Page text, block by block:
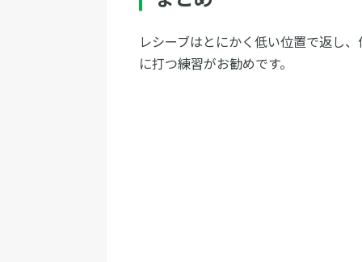
レシーブはとにかく低い位置で返し
に打つ練習がお勧めです。